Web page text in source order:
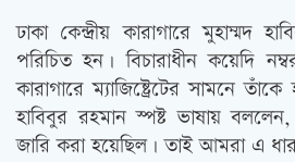
ঢাকা কেন্দ্রীয় কারাগারে মুহাম্মদ
পরিচিত হন। বিচারাধীন কয়েদি
কারাগারে ম্যাজিষ্ট্রেটের সামনে
হাবিবুর রহমান স্পষ্ট ভাষায়
জারি করা হয়েছিল। তাই আমরা এ